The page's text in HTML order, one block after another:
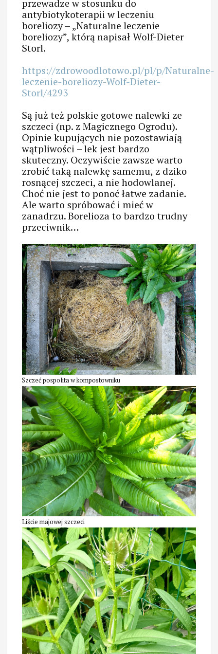
przewadze w stosunku do
antybiotykoterapii w leczeniu
boreliozy – „Naturalne leczenie
boreliozy”, którą napisał Wolf-Dieter
Storl.
https://zdrowoodlotowo.pl/pl/p/Naturalne-
leczenie-boreliozy-Wolf-Dieter-
Storl/4293
Są już też polskie gotowe nalewki ze
szczeci (np. z Magicznego Ogrodu).
Opinie kupujących nie pozostawiają
wątpliwości – lek jest bardzo
skuteczny. Oczywiście zawsze warto
zrobić taką nalewkę samemu, z dziko
rosnącej szczeci, a nie hodowlanej.
Choć nie jest to ponoć łatwe zadanie.
Ale warto spróbować i mieć w
zanadrzu. Borelioza to bardzo trudny
przeciwnik…
Szczeć pospolita w kompostowniku
Liście majowej szczeci